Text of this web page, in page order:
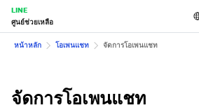
LINE
ศูนย์ช่วยเหลือ
หน้าหลัก โอเพนแชท จัดการโอเพนแชท
จัดการโอเพนแชท